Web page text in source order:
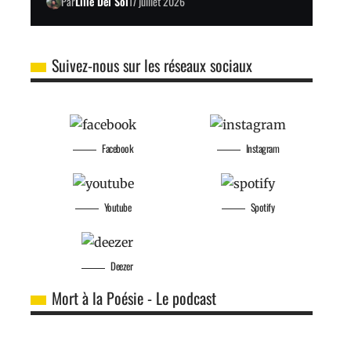
Suivez-nous sur les réseaux sociaux
Facebook
Youtube
Instagram
Spotify
Deezer
Mort à la Poésie - Le podcast